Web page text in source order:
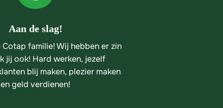
Aan de slag!
familie! Wij hebben er zin
jij ook! Hard werken, jezelf
blij maken, plezier maken
en geld verdienen!